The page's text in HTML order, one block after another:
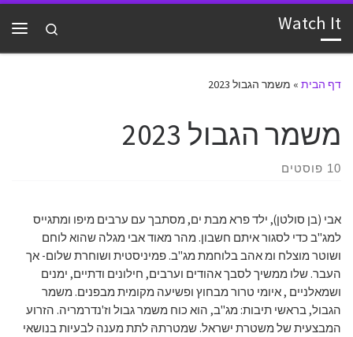
דלג לתוכן Watch It
Search
דף הבית » משמר הגבול 2023
משמר הגבול 2023
10 פוסטים
אבי (בן סולטן), ילד פרא מבת ים, מסתבך עם ערבים מיפו ומתגייס
למג"ב כדי לסגור איתם חשבון. מהר מאוד אבי מגלה שהוא לוחם
ושוטר מוצלח ומ אהב בלוחמת מג"ב. פמיניסטית ושוחרת שלום- אך
העבר. שלו ממשיך לסבך אהודים וערבים, חילונים ודתיים, ימנים
ושמאלניים , איומי טרור מבחוץ ופשיעה מקומית מבפנים. משמר
הגבול, בראשי תיבות: מג"ב, הוא כוח משמר גבול וז'נדרמריה. הזרוע
המבצעית של משטרת ישראל. שמטרתהּ לתת מענה לבעיות בנושאי